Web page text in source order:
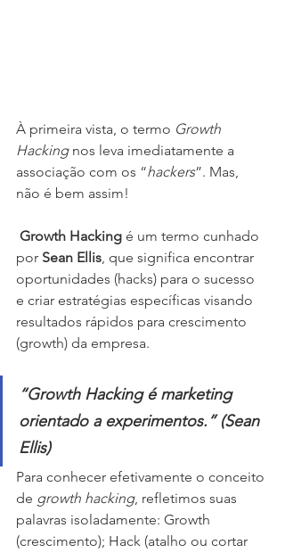
À primeira vista, o termo Growth
Hacking nos leva imediatamente a
associação com os “hackers”. Mas,
não é bem assim!
Growth Hacking é um termo cunhado
por Sean Ellis, que significa encontrar
oportunidades (hacks) para o sucesso
e criar estratégias específicas visando
resultados rápidos para crescimento
(growth) da empresa.
“Growth Hacking é marketing
orientado a experimentos.” (Sean
Ellis)
Para conhecer efetivamente o conceito
de growth hacking, refletimos suas
palavras isoladamente: Growth
(crescimento); Hack (atalho ou cortar